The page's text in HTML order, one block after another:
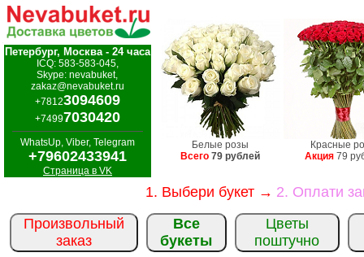
Петербург, Москва - 24 часа
ICQ: 583-583-045,
Skype: nevabuket,
zakaz@nevabuket.ru
+78123094609
+74997030420
WhatsUp, Viber, Telegram
+79602433941
Страница в VK
Белые розы
Всего 79 рублей
Красные
Акция 79
1. Выбери букет → 2. Оплати
Произвольный
заказ
Все
букеты
Цветы
поштучно